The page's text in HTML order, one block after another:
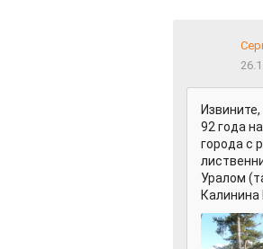
92 года
города с
Уралом
Калинина